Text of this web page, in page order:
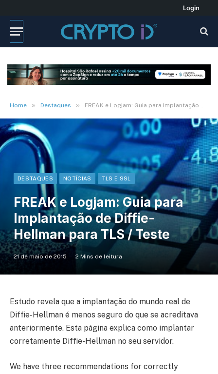
Login
Home » Destaques » FREAK e Logjam: Guia para Implantação de Diffie-Hellman para TLS / Teste
DESTAQUES NOTÍCIAS TLS E SSL
FREAK e Logjam: Guia para
Implantação de Diffie-
Hellman para TLS / Teste
21 de maio de 2015 2 Mins de leitura
Estudo revela que a implantação do mundo real de
Diffie-Hellman é menos seguro do que se acreditava
anteriormente. Esta página explica como implantar
corretamente Diffie-Hellman no seu servidor.
We have three recommendations for correctly